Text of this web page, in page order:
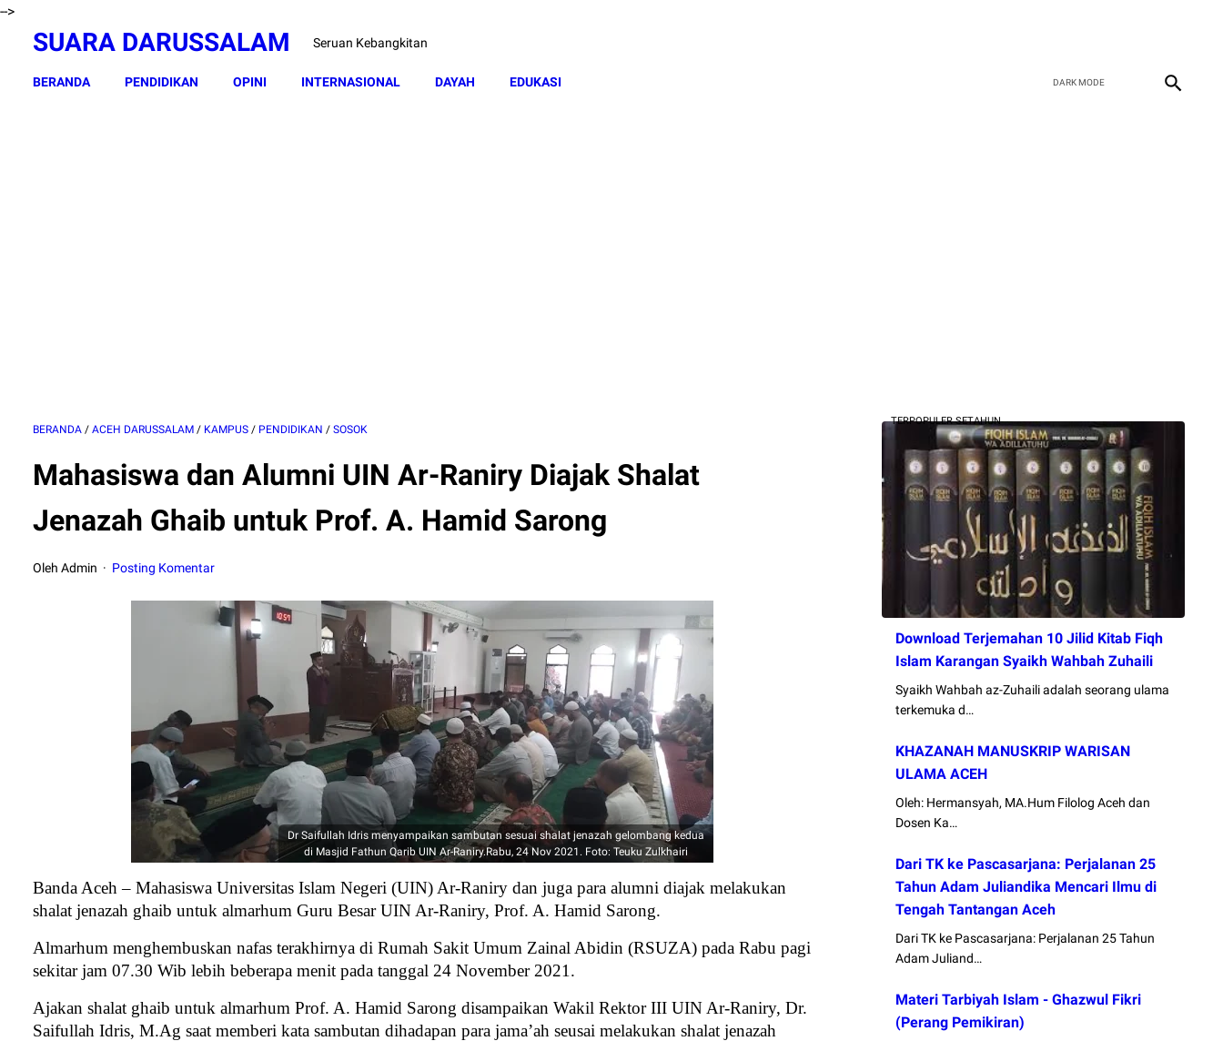
-->
SUARA DARUSSALAM Seruan Kebangkitan
BERANDA PENDIDIKAN OPINI INTERNASIONAL DAYAH EDUKASI
BERANDA / ACEH DARUSSALAM / KAMPUS / PENDIDIKAN / SOSOK
Mahasiswa dan Alumni UIN Ar-Raniry Diajak Shalat
Jenazah Ghaib untuk Prof. A. Hamid Sarong
Oleh Admin Posting Komentar
Dr Saifullah Idris menyampaikan sambutan sesuai shalat jenazah gelombang kedua
di Masjid Fathun Qarib UIN Ar-Raniry.Rabu, 24 Nov 2021. Foto: Teuku Zulkhairi
Banda Aceh – Mahasiswa Universitas Islam Negeri (UIN) Ar-Raniry dan juga para alumni diajak melakukan
shalat jenazah ghaib untuk almarhum Guru Besar UIN Ar-Raniry, Prof. A. Hamid Sarong.
Almarhum menghembuskan nafas terakhirnya di Rumah Sakit Umum Zainal Abidin (RSUZA) pada Rabu pagi
sekitar jam 07.30 Wib lebih beberapa menit pada tanggal 24 November 2021.
Ajakan shalat ghaib untuk almarhum Prof. A. Hamid Sarong disampaikan Wakil Rektor III UIN Ar-Raniry, Dr.
Saifullah Idris, M.Ag saat memberi kata sambutan dihadapan para jama’ah seusai melakukan shalat jenazah
TERPOPULER SETAHUN
Download Terjemahan 10 Jilid Kitab Fiqh
Islam Karangan Syaikh Wahbah Zuhaili
Syaikh Wahbah az-Zuhaili adalah seorang ulama
terkemuka d…
KHAZANAH MANUSKRIP WARISAN
ULAMA ACEH
Oleh: Hermansyah, MA.Hum Filolog Aceh dan
Dosen Ka…
Dari TK ke Pascasarjana: Perjalanan 25
Tahun Adam Juliandika Mencari Ilmu di
Tengah Tantangan Aceh
Dari TK ke Pascasarjana: Perjalanan 25 Tahun
Adam Juliand…
Materi Tarbiyah Islam - Ghazwul Fikri
(Perang Pemikiran)